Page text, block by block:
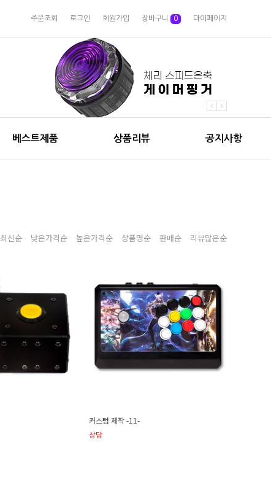
주문조회 로그인 회원가입 장바구니 0 마이페이지
베스트제품 상품리뷰 공지사항
최신순 낮은가격순 높은가격순 상품명순 판매순 리뷰많은순
커스텀 제작 -11-
상담